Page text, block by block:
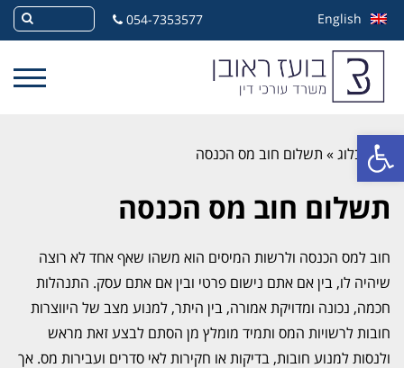
פתח סרגל נגישות
English
054-7353577
» בלוג» תשלום חוב מס הכנסה
תשלום חוב מס הכנסה
חוב למס הכנסה ולרשות המיסים הוא משהו שאף אחד לא רוצה
שיהיה לו, בין אם אתם נישום פרטי ובין אם אתם עסק. התנהלות
חכמה, נכונה ומדויקת אמורה, בין היתר, למנוע מצב של היווצרות
חובות לרשויות המס ותמיד מומלץ מן הסתם לבצע זאת מראש
ולנסות למנוע חובות, בדיקות או חקירות לאי סדרים ועבירות מס. אך